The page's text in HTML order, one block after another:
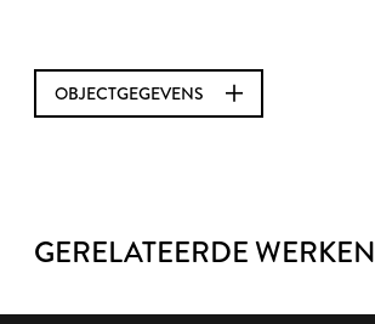
OBJECTGEGEVENS
GERELATEERDE WERKEN